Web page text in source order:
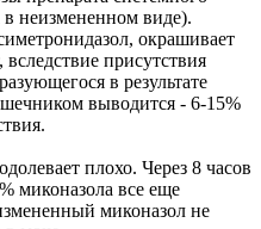
в неизмененном виде).
окрашивает
присутствия
в результате
выводится - 6-15%
плохо. Через 8 часов
миконазола все еще
миконазол не